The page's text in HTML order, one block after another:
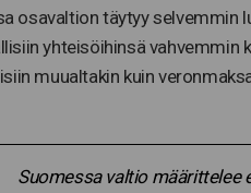
osavaltion täytyy selvemmin
yhteisöihinsä
muualtakin kuin
Suomessa valtio määrittelee